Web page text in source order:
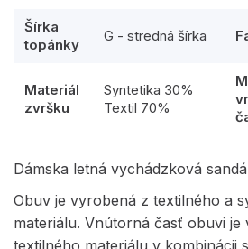
Šírka
topánky
G - stredná šírka
Materiál
zvršku
Syntetika 30%
Textil 70%
Dámska letná vychádzková
Obuv je vyrobená z textilného a
materiálu. Vnútorná časť obuvi je
textilného materiálu v kombinácii